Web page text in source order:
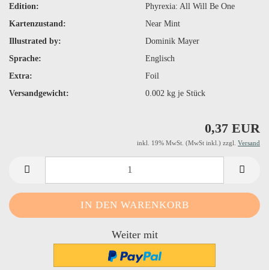
Edition:
Phyrexia: All Will Be One
Kartenzustand:
Near Mint
Illustrated by:
Dominik Mayer
Sprache:
Englisch
Extra:
Foil
Versandgewicht:
0.002kg je Stück
0,37 EUR
inkl. 19% MwSt. (MwSt inkl.) zzgl. Versand
Weiter mit